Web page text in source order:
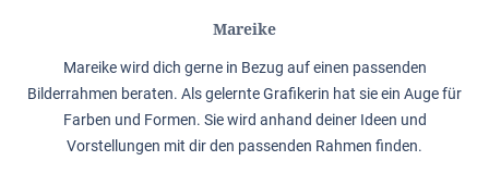
Mareike
Mareike wird dich gerne in Bezug auf einen passenden
Bilderrahmen beraten. Als gelernte Grafikerin hat sie ein Auge für
Farben und Formen. Sie wird anhand deiner Ideen und
Vorstellungen mit dir den passenden Rahmen finden.